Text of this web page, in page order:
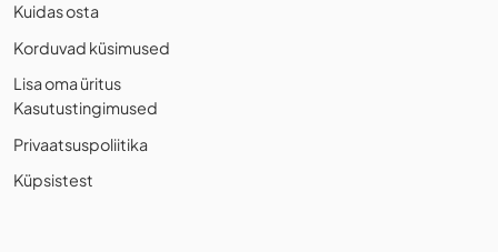
Kuidas osta
Korduvad küsimused
Lisa oma üritus
Kasutustingimused
Privaatsuspoliitika
Küpsistest